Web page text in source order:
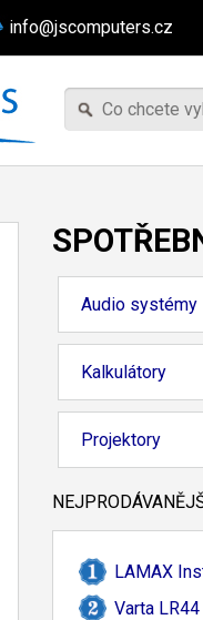
info@jscomputers.cz
Audio systémy
Kalkulátory
Projektory
LAMAX
Varta